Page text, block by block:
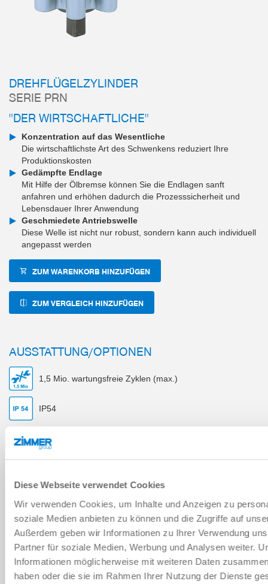
Diese Webseite verwendet Cookies
Wir verwenden Cookies, um Inhalte und Anzeigen zu
soziale Medien anbieten zu können und die Zugriffe auf
Außerdem geben wir Informationen zu Ihrer Verwendung
Partner für soziale Medien, Werbung und Analysen weiter.
Informationen möglicherweise mit weiteren Daten
haben oder die sie im Rahmen Ihrer Nutzung der Dienste
DREHFLÜGELZYLINDER
SERIE PRN
"DER WIRTSCHAFTLICHE"
Konzentration auf das Wesentliche
Die wirtschaftlichste Art des Schwenkens reduziert Ihre
Produktionskosten
Gedämpfte Endlage
Mit Hilfe der Ölbremse können Sie die Endlagen sanft
anfahren und erhöhen dadurch die Prozesssicherheit und
Lebensdauer Ihrer Anwendung
Geschmiedete Antriebswelle
Diese Welle ist nicht nur robust, sondern kann auch individuell
angepasst werden
ZUM WARENKORB HINZUFÜGEN
ZUM VERGLEICH HINZUFÜGEN
AUSSTATTUNG/OPTIONEN
1,5 Mio. wartungsfreie Zyklen (max.)
IP54
Induktiver Sensor
Positionierbarkeit 2 Positionen
Technische Daten